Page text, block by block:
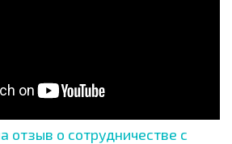
отзыв о сотрудничестве с